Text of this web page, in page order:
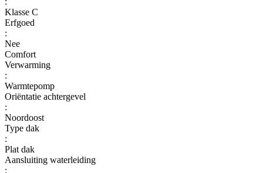
Klasse C
Erfgoed
:
Nee
Comfort
Verwarming
:
Warmtepomp
Oriëntatie achtergevel
:
Noordoost
Type dak
:
Plat dak
Aansluiting waterleiding
: